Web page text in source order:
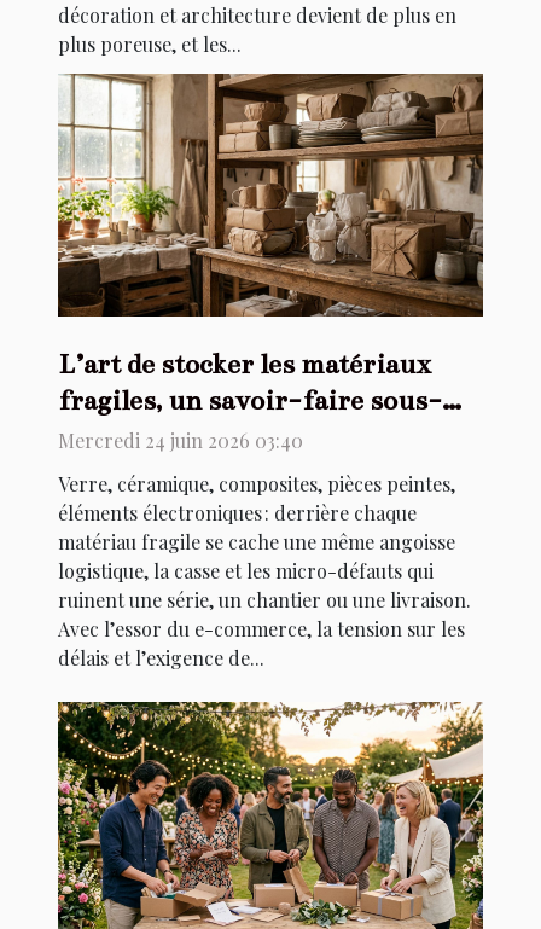
décoration et architecture devient de plus en
plus poreuse, et les...
L’art de stocker les matériaux
fragiles, un savoir-faire sous-
estimé
Mercredi 24 juin 2026 03:40
Verre, céramique, composites, pièces peintes,
éléments électroniques : derrière chaque
matériau fragile se cache une même angoisse
logistique, la casse et les micro-défauts qui
ruinent une série, un chantier ou une livraison.
Avec l’essor du e-commerce, la tension sur les
délais et l’exigence de...